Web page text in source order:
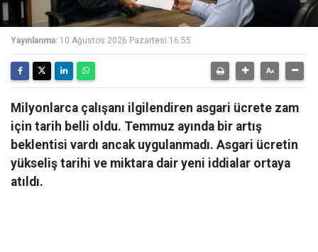
Yayınlanma: 10 Ağustos 2026 Pazartesi 16:55
Milyonlarca çalışanı ilgilendiren asgari ücrete zam
için tarih belli oldu. Temmuz ayında bir artış
beklentisi vardı ancak uygulanmadı. Asgari ücretin
yükseliş tarihi ve miktara dair yeni iddialar ortaya
atıldı.